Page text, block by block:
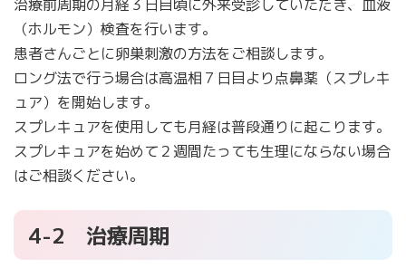
治療前周期の月経３日目頃に外来受診していただき、血液
（ホルモン）検査を行います。
患者さんごとに卵巣刺激の方法をご相談します。
ロング法で行う場合は高温相７日目より点鼻薬（スプレキ
ュア）を開始します。
スプレキュアを使用しても月経は普段通りに起こります。
スプレキュアを始めて２週間たっても生理にならない場合
はご相談ください。
4-2 治療周期